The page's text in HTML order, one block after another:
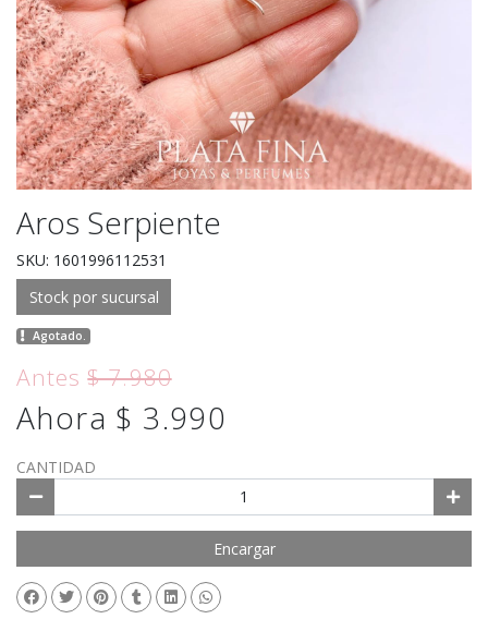
Aros Serpiente
SKU: 1601996112531
Stock por sucursal
Agotado.
Antes$ 7.980
Ahora $ 3.990
CANTIDAD
Encargar